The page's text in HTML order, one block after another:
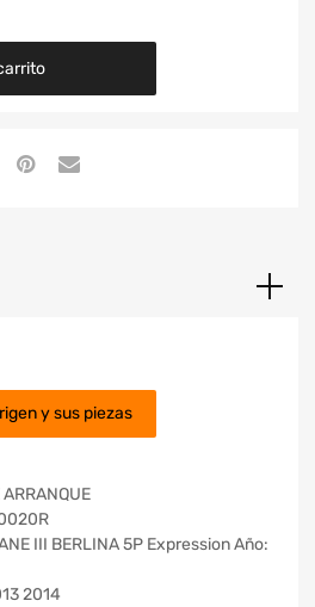
y sus piezas
III BERLINA 5P Expression Año:
2014